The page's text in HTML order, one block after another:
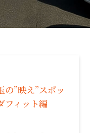
の”映え”スポッ
フィット編